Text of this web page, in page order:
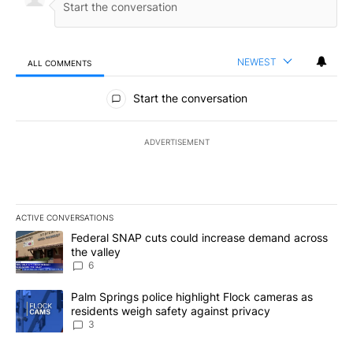
ALL COMMENTS NEWEST
All Comments
Start the conversation
ADVERTISEMENT
ACTIVE CONVERSATIONS
The following is a list of the most commented articles in the last
A trending article titled "Federal SNAP cuts could increase
Federal SNAP cuts could increase demand across
the valley
6
A trending article titled "Palm Springs police highlight Flock
Palm Springs police highlight Flock cameras as
residents weigh safety against privacy
3